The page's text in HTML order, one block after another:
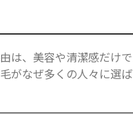
は、美容や清潔感だけで
がなぜ多くの人々に選ば